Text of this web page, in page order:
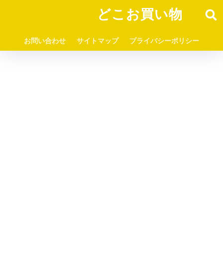
どこお買い物
お問い合わせ サイトマップ プライバシーポリシー